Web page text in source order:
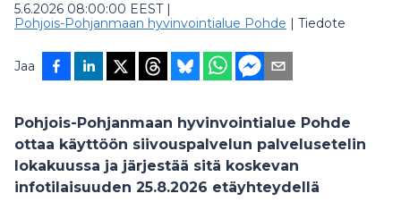
5.6.2026 08:00:00 EEST|
Pohjois-Pohjanmaan hyvinvointialue Pohde | Tiedote
Jaa
Pohjois-Pohjanmaan hyvinvointialue Pohde
ottaa käyttöön siivouspalvelun palvelusetelin
lokakuussa ja järjestää sitä koskevan
infotilaisuuden 25.8.2026 etäyhteydellä